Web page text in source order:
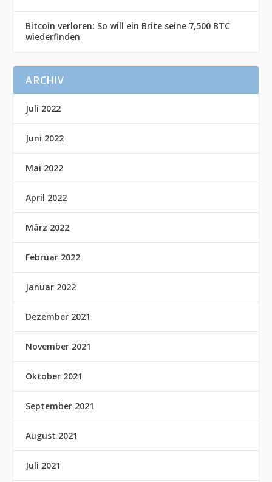
Bitcoin verloren: So will ein Brite seine 7,500 BTC
wiederfinden
ARCHIV
Juli 2022
Juni 2022
Mai 2022
April 2022
März 2022
Februar 2022
Januar 2022
Dezember 2021
November 2021
Oktober 2021
September 2021
August 2021
Juli 2021